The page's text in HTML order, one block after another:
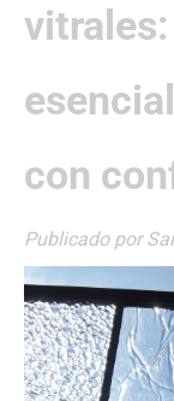
con
Publicado por